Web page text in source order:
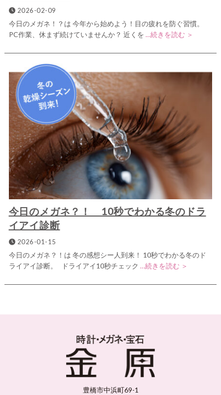
2026-02-09
今日のメガネ！？は 今年から始めよう！目の疲れを防ぐ習慣。
PC作業、休まず続けていませんか？ 近くを …続きを読む ＞
今日のメガネ？！ 10秒でわかる冬のドラ
イアイ診断
2026-01-15
今日のメガネ？！は 冬の感想シー人到来！ 10秒でわかる冬のド
ライアイ診断。 ドライアイ10秒チェック …続きを読む ＞
豊橋市中浜町69-1